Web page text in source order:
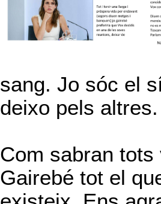
sang. Jo sóc el
deixo pels altres.
Com sabran
Gairebé tot el